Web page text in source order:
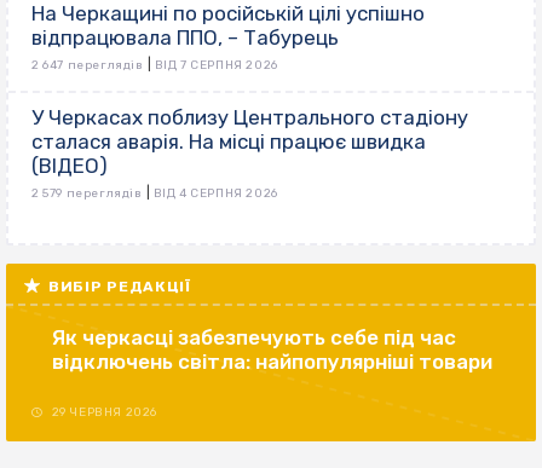
На Черкащині по російській цілі успішно
відпрацювала ППО, – Табурець
2 647 переглядів ВІД 7 СЕРПНЯ 2026
У Черкасах поблизу Центрального стадіону
сталася аварія. На місці працює швидка
(ВІДЕО)
2 579 переглядів ВІД 4 СЕРПНЯ 2026
ВИБІР РЕДАКЦІЇ
Як черкасці забезпечують себе під час
відключень світла: найпопулярніші товари
29 ЧЕРВНЯ 2026